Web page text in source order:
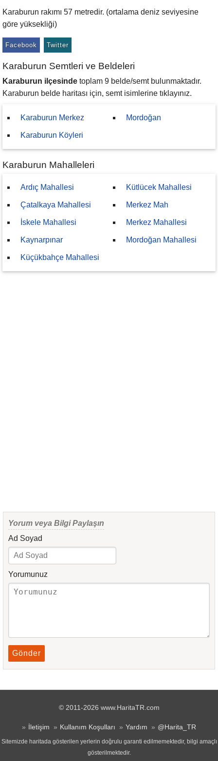
Karaburun rakımı 57 metredir. (ortalama deniz seviyesine
göre yüksekliği)
Facebook Twitter
Karaburun Semtleri ve Beldeleri
Karaburun ilçesinde toplam 9 belde/semt bulunmaktadır.
Karaburun belde haritası için, semt isimlerine tıklayınız.
Karaburun Merkez
Karaburun Köyleri
Mordoğan
Karaburun Mahalleleri
Ardıç Mahallesi
Çatalkaya Mahallesi
İskele Mahallesi
Kaynarpınar
Küçükbahçe Mahallesi
Kütlücek Mahallesi
Merkez Mah
Merkez Mahallesi
Mordoğan Mahallesi
Yorum veya Bilgi Paylaşın
Ad Soyad
Yorumunuz
Gönder
© 2011-2026 www.HaritaTR.com
İletişim Kullanım Koşulları Yardım @Harita_TR
Sitemizde haritada gösterilen yerlerin doğrulu garanti edilmemektedir, bilgi amaçlı
gösterilmektedir.